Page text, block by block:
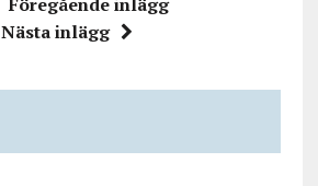
Nästa inlägg